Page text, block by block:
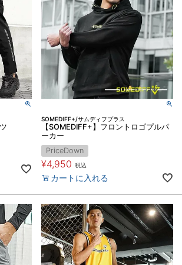
SOMEDIFF+/サムディフプラス
【SOMEDIFF+】フロントロゴプルパ
ーカー
PriceDown
¥4,950 税込
カートに入れる